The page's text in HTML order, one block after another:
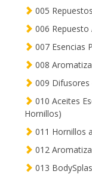
005
006 Repuesto
007 Esencias
008
009 Difusores
010 Aceites
Hornillos)
011 Hornillos
012
013